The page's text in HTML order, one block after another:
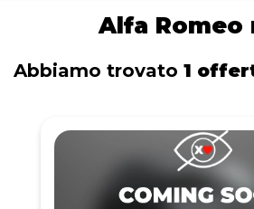
Alfa Romeo
Abbiamo trovato 1